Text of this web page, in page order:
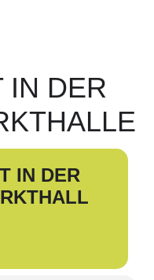
IN DER
IN DER